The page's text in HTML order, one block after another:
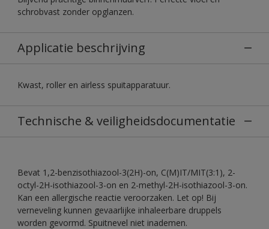
schrobvast zonder opglanzen.
Applicatie beschrijving
Kwast, roller en airless spuitapparatuur.
Technische & veiligheidsdocumentatie
Bevat 1,2-benzisothiazool-3(2H)-on, C(M)IT/MIT(3:1), 2-
octyl-2H-isothiazool-3-on en 2-methyl-2H-isothiazool-3-on.
Kan een allergische reactie veroorzaken. Let op! Bij
verneveling kunnen gevaarlijke inhaleerbare druppels
worden gevormd. Spuitnevel niet inademen.